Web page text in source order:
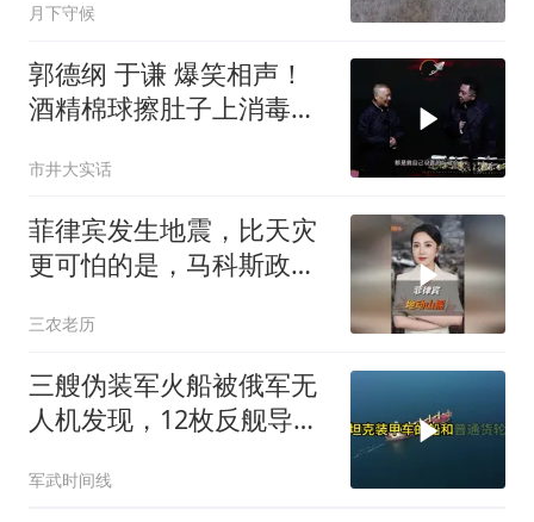
月下守候
郭德纲 于谦 爆笑相声！
酒精棉球擦肚子上消毒，
擦反了？
市井大实话
菲律宾发生地震，比天灾
更可怕的是，马科斯政府
三农老历
三艘伪装军火船被俄军无
人机发现，12枚反舰导弹
遭重锤
军武时间线